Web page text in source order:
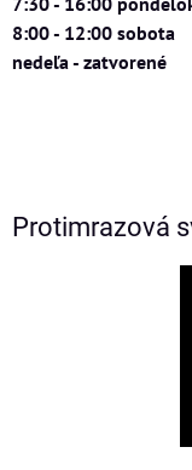
8:00 - 12:00 sobota
nedeľa - zatvorené
Protimrazová